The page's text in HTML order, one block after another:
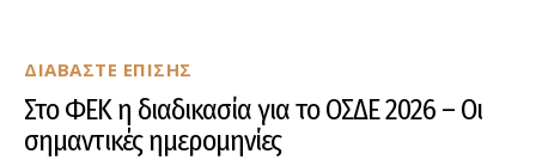
ΔΙΑΒΑΣΤΕ ΕΠΙΣΗΣ
Στο ΦΕΚ η διαδικασία για το ΟΣΔΕ 2026 – Οι
σημαντικές ημερομηνίες